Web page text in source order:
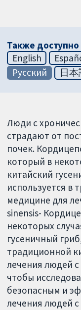
Также доступно
English
Русский
日
Люди с
страдают от
почек.
который в
китайский
используется в
медицине для
sinensis-
некоторых
гусеничный
традиционной
лечения людей
чтобы
безопасным и
лечения людей